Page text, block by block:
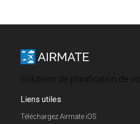
Solutions de planification de vol
Liens utiles
Téléchargez Airmate iOS